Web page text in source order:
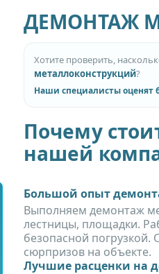
ДЕМОНТАЖ
Хотите проверить,
металлоконструкций?
Наши специалисты оценят
Почему
нашей
Большой опыт
Выполняем демонтаж
лестницы, площадки.
безопасной погрузкой.
сюрпризов на объекте.
Лучшие расценки на